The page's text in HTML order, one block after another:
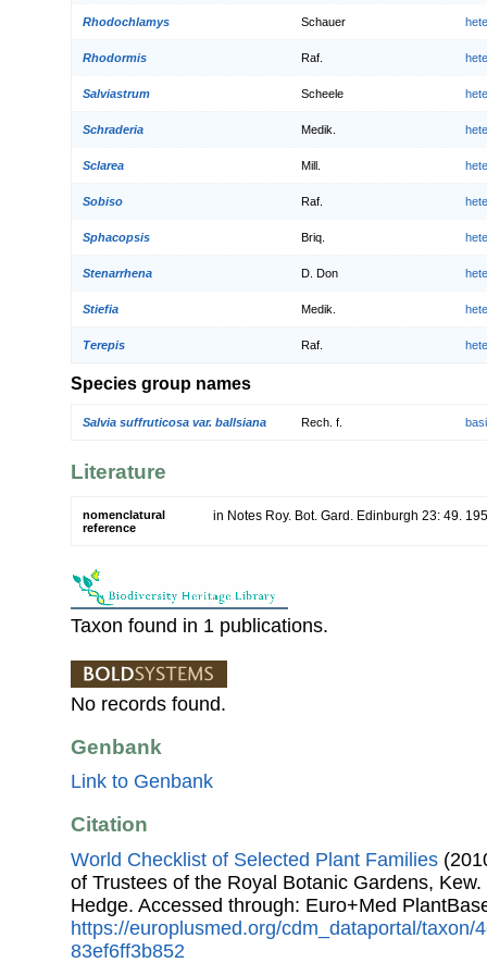
Rhodochlamys Schauer
Rhodormis Raf.
Salviastrum Scheele
Schraderia Medik.
Sclarea Mill.
Sobiso Raf.
Sphacopsis Briq.
Stenarrhena D. Don
Stiefia Medik.
Terepis Raf.
Species group names
Salvia suffruticosa var. ballsiana Rech. f.
Literature
nomenclatural
reference
in Notes Roy. Bot. Gard. Edinburgh 23: 49.
Taxon found in 1 publications.
No records found.
Genbank
Link to Genbank
Citation
World Checklist of Selected Plant Families
of Trustees of the Royal Botanic Gardens, Kew.
Hedge. Accessed through: Euro+Med
https://europlusmed.org/cdm_dataportal/taxon/
83ef6ff3b852